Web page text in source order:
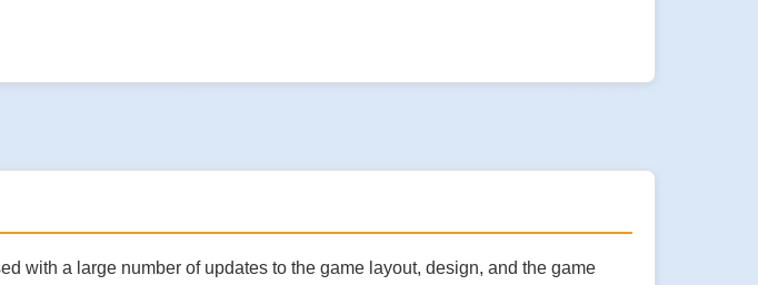
with a large number of updates to the game layout, design, and the game